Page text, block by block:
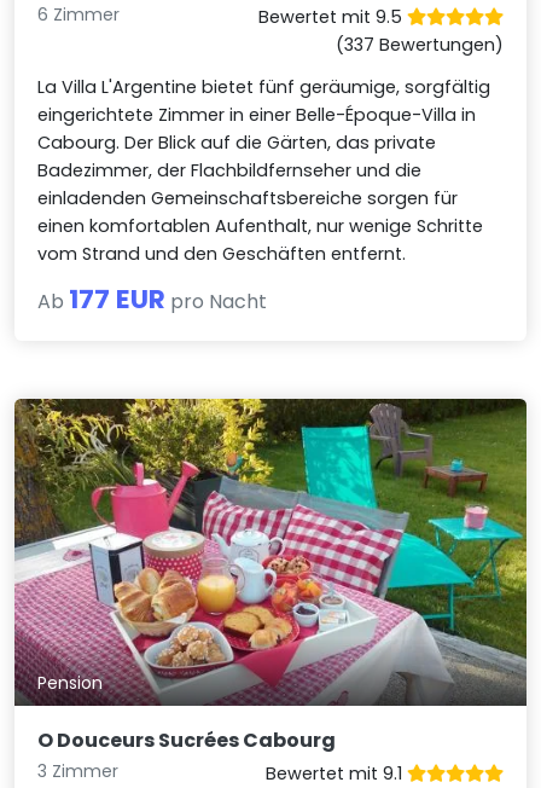
6 Zimmer
Bewertet mit 9.5
(337 Bewertungen)
La Villa L'Argentine bietet fünf geräumige, sorgfältig
eingerichtete Zimmer in einer Belle-Époque-Villa in
Cabourg. Der Blick auf die Gärten, das private
Badezimmer, der Flachbildfernseher und die
einladenden Gemeinschaftsbereiche sorgen für
einen komfortablen Aufenthalt, nur wenige Schritte
vom Strand und den Geschäften entfernt.
Ab 177 EUR pro Nacht
Pension
O Douceurs Sucrées Cabourg
3 Zimmer
Bewertet mit 9.1